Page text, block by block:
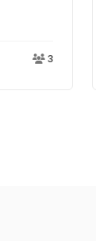
3